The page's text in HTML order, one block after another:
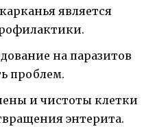
является
на паразитов
проблем.
и чистоты клетки
энтерита.